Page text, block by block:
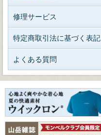
修理サービス
特定商取引法に基づく表記
よくある質問